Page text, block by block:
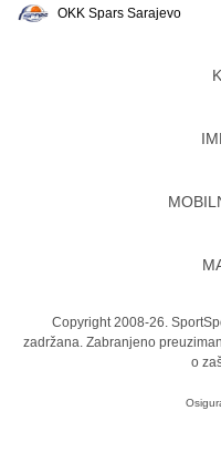
OKK Spars Sarajevo
Copyright 2008-26.
zadržana. Zabranjeno
o